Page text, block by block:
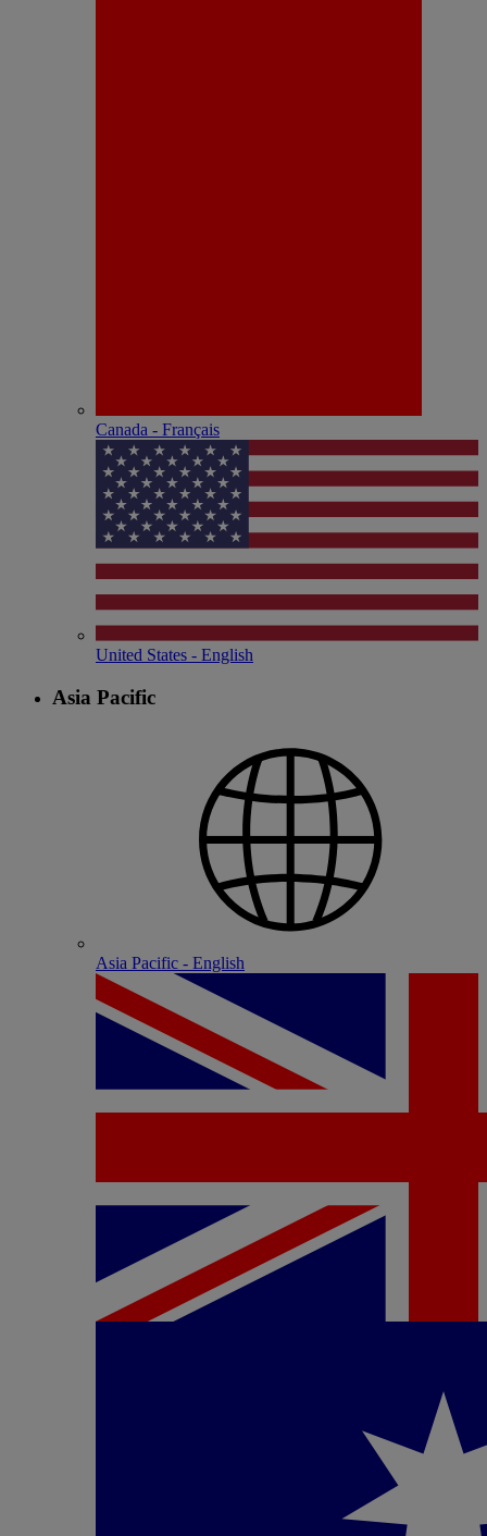
Canada - Français
United States - English
Asia Pacific
Asia Pacific - English